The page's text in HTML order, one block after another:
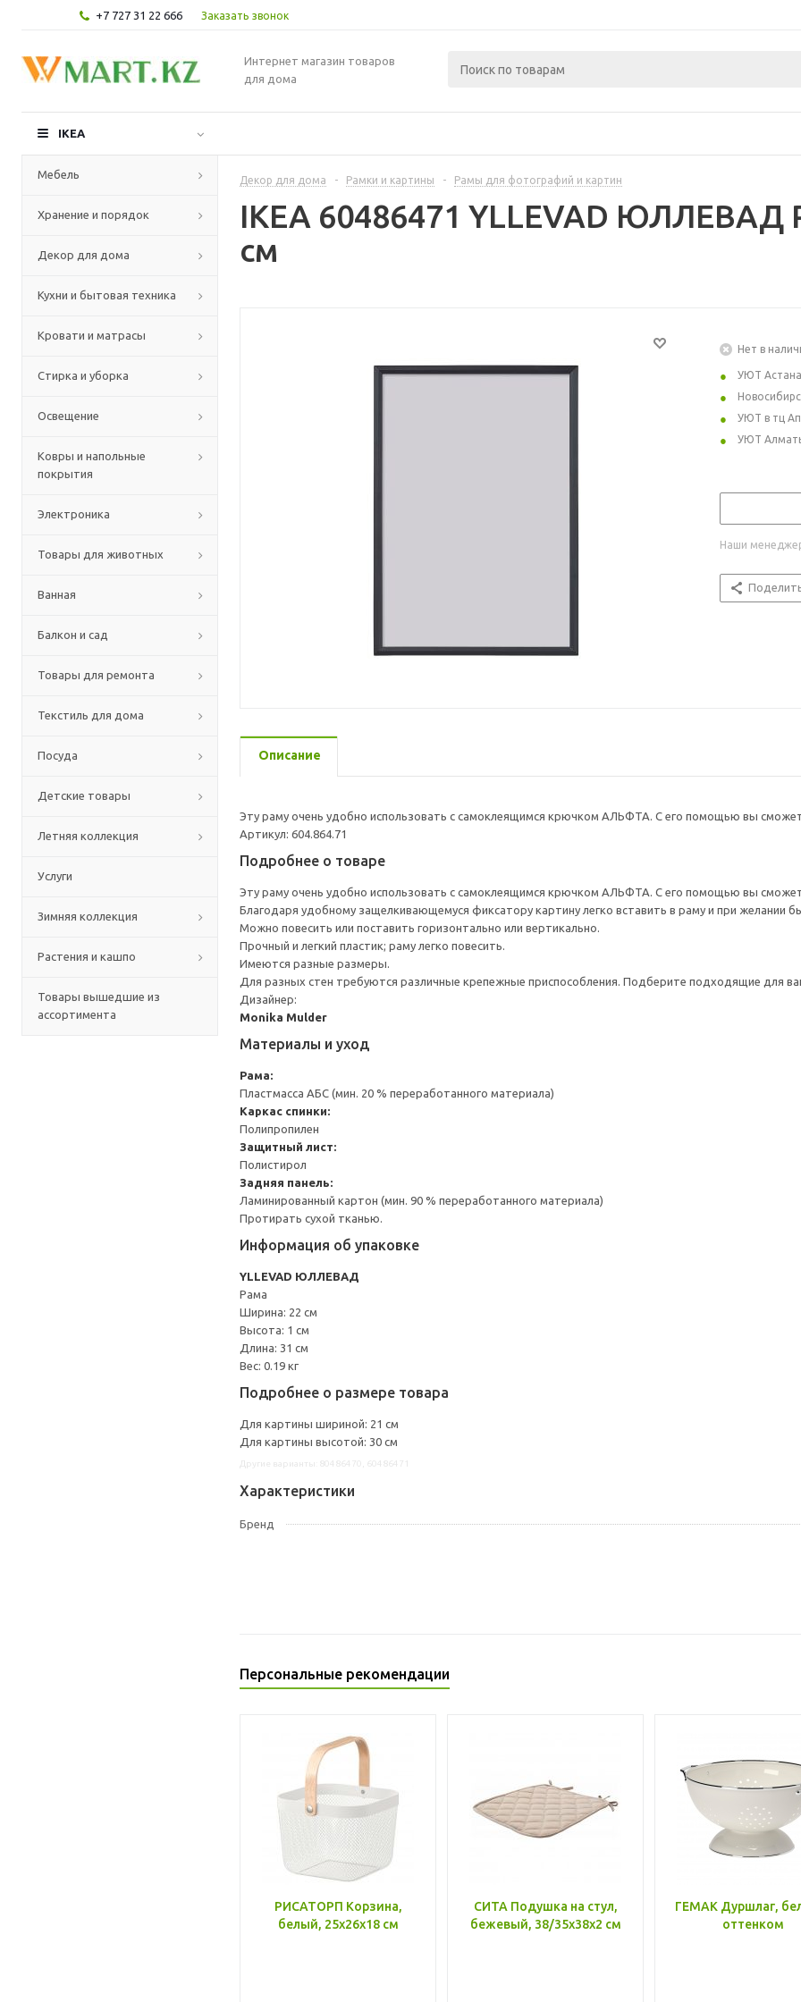
+7 727 31 22 666 Заказать звонок
Интернет магазин товаров
для дома
IKEA
Мебель
Хранение и порядок
Декор для дома
Кухни и бытовая техника
Кровати и матрасы
Стирка и уборка
Освещение
Ковры и напольные
покрытия
Электроника
Товары для животных
Ванная
Балкон и сад
Товары для ремонта
Текстиль для дома
Посуда
Детские товары
Летняя коллекция
Услуги
Зимняя коллекция
Растения и кашпо
Товары вышедшие из
ассортимента
Декор для дома - Рамки и картины - Рамы для фотографий и картин
IKEA 60486471 YLLEVAD ЮЛЛЕВАД
см
Нет в
УЮТ Астана
УЮТ в тц
УЮТ
Наши
Описание
Эту раму очень удобно использовать с самоклеящимся крючком АЛЬФТА. С его помощью вы
Артикул: 604.864.71
Подробнее о товаре
Эту раму очень удобно использовать с самоклеящимся крючком АЛЬФТА. С его помощью вы
Благодаря удобному защелкивающемуся фиксатору картину легко вставить в раму и при желании
Можно повесить или поставить горизонтально или вертикально.
Прочный и легкий пластик; раму легко повесить.
Имеются разные размеры.
Для разных стен требуются различные крепежные приспособления. Подберите подходящие для
Дизайнер:
Monika Mulder
Материалы и уход
Рама:
Пластмасса АБС (мин. 20 % переработанного материала)
Каркас спинки:
Полипропилен
Защитный лист:
Полистирол
Задняя панель:
Ламинированный картон (мин. 90 % переработанного материала)
Протирать сухой тканью.
Информация об упаковке
YLLEVAD ЮЛЛЕВАД
Рама
Ширина: 22 см
Высота: 1 см
Длина: 31 см
Вес: 0.19 кг
Подробнее о размере товара
Для картины шириной: 21 см
Для картины высотой: 30 см
Характеристики
Бренд
Персональные рекомендации
РИСАТОРП Корзина,
белый, 25x26x18 см
СИТА Подушка на стул,
бежевый, 38/35x38x2 см
ГЕМАК Дуршлаг,
оттенком